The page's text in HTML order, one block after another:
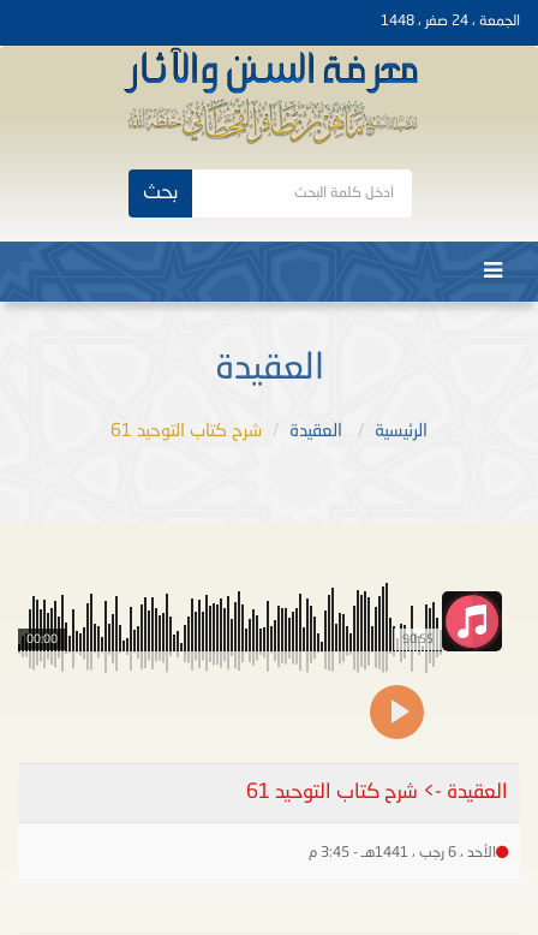
الجمعة ، 24 صفر ، 1448
بحث
العقيدة
الرئيسية العقيدة شرح كتاب التوحيد 61
90:55
00:00
العقيدة -> شرح كتاب التوحيد 61
الأحد ، 6 رجب ، 1441هـ - 3:45 م